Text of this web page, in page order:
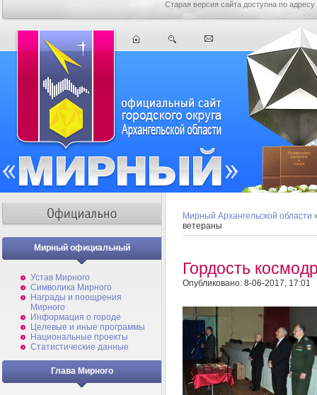
Старая версия сайта доступна по адресу
Мирный официальный
Устав Мирного
Символика Мирного
Награды и поощрения
Мирного
Информация о городе
Целевые и иные программы
Национальные проекты
Статистические данные
Глава Мирного
Мирный Архангельской области
ветераны
Гордость
Опубликовано: 8-06-2017, 17:01